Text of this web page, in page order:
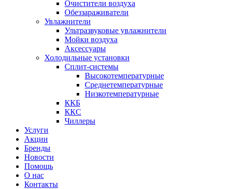
Очистители воздуха
Обеззараживатели
Увлажнители
Ультразвуковые увлажнители
Мойки воздуха
Аксессуары
Холодильные установки
Сплит-системы
Высокотемпературные
Среднетемпературные
Низкотемпературные
ККБ
ККС
Чиллеры
Услуги
Акции
Бренды
Новости
Помощь
О нас
Контакты